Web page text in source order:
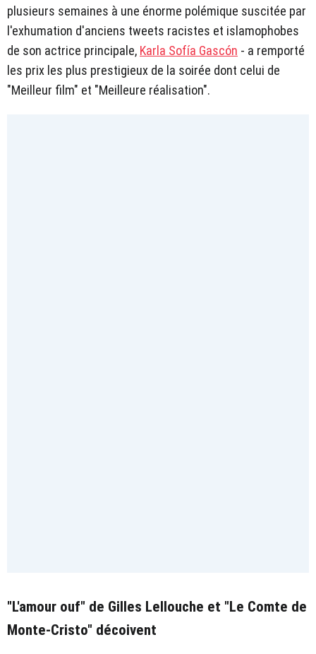
plusieurs semaines à une énorme polémique suscitée par
l'exhumation d'anciens tweets racistes et islamophobes
de son actrice principale, Karla Sofía Gascón - a remporté
les prix les plus prestigieux de la soirée dont celui de
"Meilleur film" et "Meilleure réalisation".
"L'amour ouf" de Gilles Lellouche et "Le Comte de
Monte-Cristo" décoivent